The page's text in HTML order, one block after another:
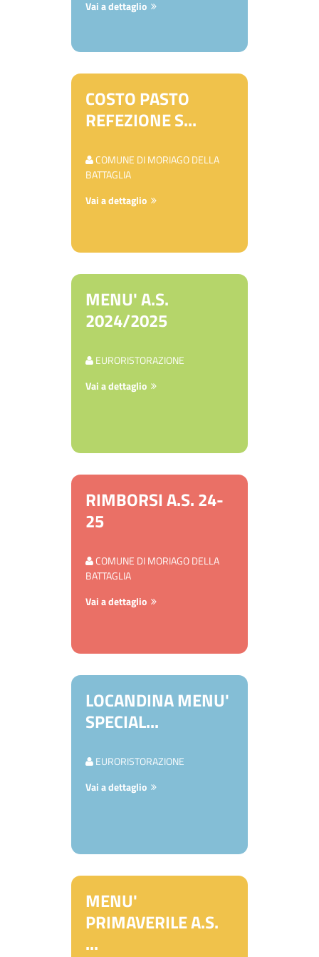
Vai a dettaglio
COSTO PASTO
REFEZIONE S...
COMUNE DI MORIAGO DELLA
BATTAGLIA
Vai a dettaglio
MENU' A.S.
2024/2025
EURORISTORAZIONE
Vai a dettaglio
RIMBORSI A.S. 24-
25
COMUNE DI MORIAGO DELLA
BATTAGLIA
Vai a dettaglio
LOCANDINA MENU'
SPECIAL...
EURORISTORAZIONE
Vai a dettaglio
MENU'
PRIMAVERILE A.S.
...